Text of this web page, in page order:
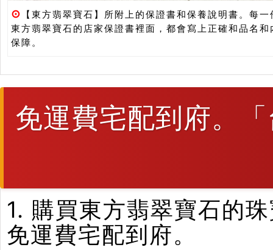
⊙
【東方翡翠寶石】所附上的保證書和保養說明書。每
東方翡翠寶石的店家保證書裡面，都會寫上正確和品名
保障。
免運費宅配到府。
1. 購買東方翡翠寶石的
免運費宅配到府。